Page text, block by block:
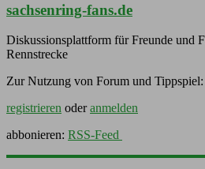
sachsenring-fans.de
Diskussionsplattform für Freunde und
Rennstrecke
Zur Nutzung von Forum und Tippspiel:
registrieren oderanmelden
abbonieren: RSS-Feed